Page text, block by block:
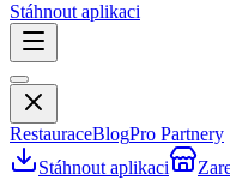
Stáhnout aplikaci
RestauraceBlogPro Partnery
Stáhnout aplikaci